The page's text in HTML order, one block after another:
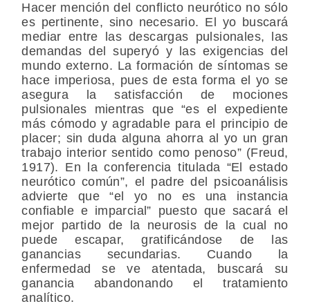
Hacer mención del conflicto neurótico no sólo
es pertinente, sino necesario. El yo buscará
mediar entre las descargas pulsionales, las
demandas del superyó y las exigencias del
mundo externo. La formación de síntomas se
hace imperiosa, pues de esta forma el yo se
asegura la satisfacción de mociones
pulsionales mientras que “es el expediente
más cómodo y agradable para el principio de
placer; sin duda alguna ahorra al yo un gran
trabajo interior sentido como penoso” (Freud,
1917). En la conferencia titulada “El estado
neurótico común”, el padre del psicoanálisis
advierte que “el yo no es una instancia
confiable e imparcial” puesto que sacará el
mejor partido de la neurosis de la cual no
puede escapar, gratificándose de las
ganancias secundarias. Cuando la
enfermedad se ve atentada, buscará su
ganancia abandonando el tratamiento
analítico.